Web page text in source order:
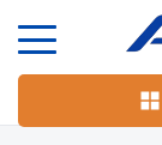
основному